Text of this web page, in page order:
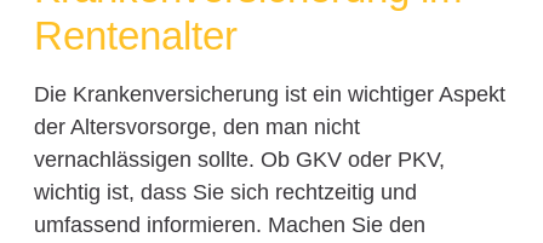
Rentenalter
Die Krankenversicherung ist ein wichtiger Aspekt
der Altersvorsorge, den man nicht
vernachlässigen sollte. Ob GKV oder PKV,
wichtig ist, dass Sie sich rechtzeitig und
umfassend informieren. Machen Sie den